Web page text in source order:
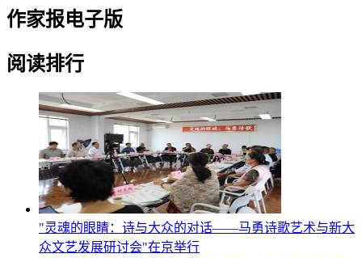
作家报电子版
阅读排行
"灵魂的眼睛：诗与大众的对话——马勇诗歌艺术与新大
众文艺发展研讨会"在京举行